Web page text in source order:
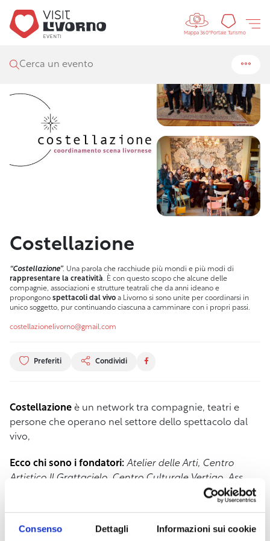
Consenso Dettagli Informazioni sui cookie
Controls
Mappa 360°Portale Turismo
Cerca un evento
Visit Livorno/Teatri/Costellazione
Costellazione
“Costellazione”. Una parola che racchiude più mondi e più modi di
rappresentare la creatività. È con questo scopo che alcune delle
compagnie, associazioni e strutture teatrali che da anni ideano e
propongono spettacoli dal vivo a Livorno si sono unite per coordinarsi in
unico soggetto, pur continuando ciascuna a camminare con i propri passi.
costellazionelivorno@gmail.com
Preferiti Condividi
Costellazione è un network tra compagnie, teatri e
persone che operano nel settore dello spettacolo dal
vivo,
Ecco chi sono i fondatori: Atelier delle Arti, Centro
Artistico Il Grattacielo, Centro Culturale Vertigo, Ass.
Pilar Ternera/Nuovo Teatro delle Commedie, L’Orto
Teatro Trabagai, Teatro Agricolo e Compagnia degli